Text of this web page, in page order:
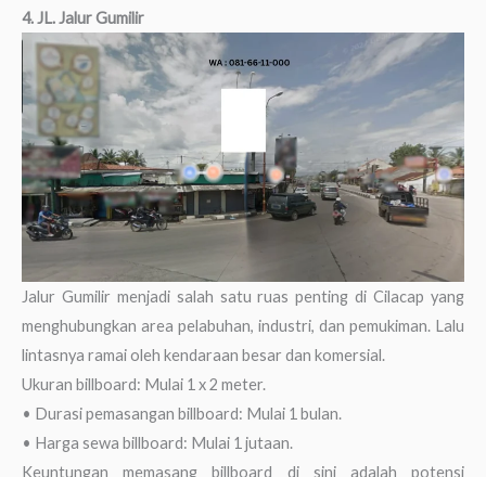
4. JL. Jalur Gumilir
Jalur Gumilir menjadi salah satu ruas penting di Cilacap yang
menghubungkan area pelabuhan, industri, dan pemukiman. Lalu
lintasnya ramai oleh kendaraan besar dan komersial.
Ukuran billboard: Mulai 1 x 2 meter.
• Durasi pemasangan billboard: Mulai 1 bulan.
• Harga sewa billboard: Mulai 1 jutaan.
Keuntungan memasang billboard di sini adalah potensi